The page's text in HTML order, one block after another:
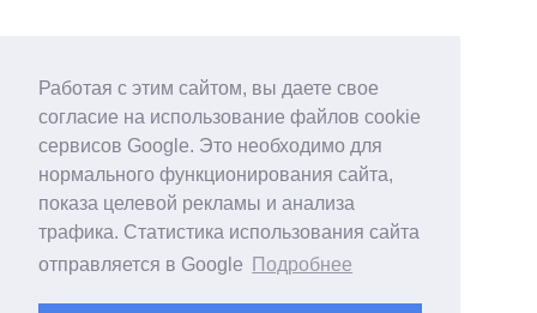
Работая с этим сайтом, вы даете свое
согласие на использование файлов cookie
сервисов Google. Это необходимо для
нормального функционирования сайта,
показа целевой рекламы и анализа
трафика. Статистика использования сайта
отправляется в Google
Подробнее